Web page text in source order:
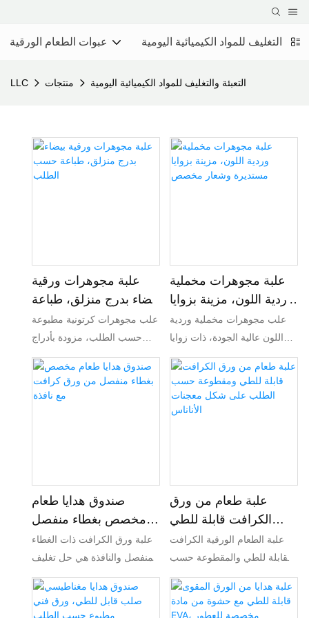
عبوات الطعام الورقية والتغليف للمواد الكيميائية اليومية
LLC منتجات التعبئة والتغليف للمواد الكيميائية اليومية
علبة مجوهرات ورقية
بيضاء بدرج منزلق، طباعة
حسب الطلب
علب مجوهرات كرتونية مطبوعة
حسب الطلب، مزودة بأدراج
منزلقة وبطانة ناعمة، مناسبة
لتغليف الأقراط والخواتم
ومجوهرات اللؤلؤ. نوفر خدمة
علبة مجوهرات مخملية
وردية اللون، مزينة بزوايا
مستديرة وشعار مخصص
علب مجوهرات مخملية وردية
اللون عالية الجودة، ذات زوايا
دائرية، متوفرة بأحجام متنوعة
للخواتم والأقراط. إمكانية
تخصيص الشعار والحجم والبطانة
الداخلية. نقدم خدمات تصنيع
التغليف.
صندوق هدايا طعام
مخصص بغطاء منفصل
من ورق كرافت مع نافذة
علبة ورق الكرافت ذات الغطاء
المنفصل والنافذة هي حل تغليف
صديق للبيئة مصمم خصيصًا
لهدايا الطعام. تتميز هذه العلبة
الأنيقة بنافذة جذابة تعرض أشهى
علبة طعام من ورق
الكرافت قابلة للطي
ومقطوعة حسب الطلب
على شكل معجنات
الأناناس
علبة الطعام الورقية الكرافت
القابلة للطي والمقطوعة حسب
الطلب والمزينة بنقشة الأناناس،
هي حل تغليف صديق للبيئة
مصمم لعرض وحماية معجناتك